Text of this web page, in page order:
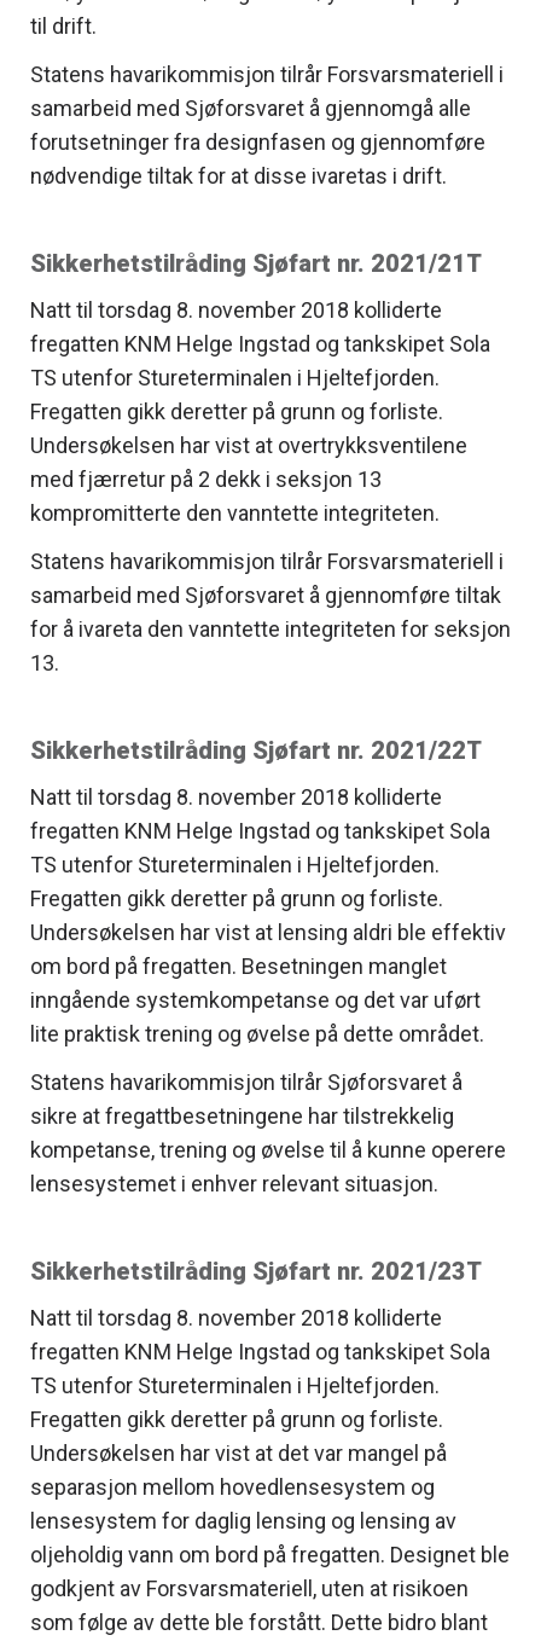
til drift.
Statens havarikommisjon tilrår Forsvarsmateriell i
samarbeid med Sjøforsvaret å gjennomgå alle
forutsetninger fra designfasen og gjennomføre
nødvendige tiltak for at disse ivaretas i drift.
Sikkerhetstilråding Sjøfart nr. 2021/21T
Natt til torsdag 8. november 2018 kolliderte
fregatten KNM Helge Ingstad og tankskipet Sola
TS utenfor Stureterminalen i Hjeltefjorden.
Fregatten gikk deretter på grunn og forliste.
Undersøkelsen har vist at overtrykksventilene
med fjærretur på 2 dekk i seksjon 13
kompromitterte den vanntette integriteten.
Statens havarikommisjon tilrår Forsvarsmateriell i
samarbeid med Sjøforsvaret å gjennomføre tiltak
for å ivareta den vanntette integriteten for seksjon
13.
Sikkerhetstilråding Sjøfart nr. 2021/22T
Natt til torsdag 8. november 2018 kolliderte
fregatten KNM Helge Ingstad og tankskipet Sola
TS utenfor Stureterminalen i Hjeltefjorden.
Fregatten gikk deretter på grunn og forliste.
Undersøkelsen har vist at lensing aldri ble effektiv
om bord på fregatten. Besetningen manglet
inngående systemkompetanse og det var uført
lite praktisk trening og øvelse på dette området.
Statens havarikommisjon tilrår Sjøforsvaret å
sikre at fregattbesetningene har tilstrekkelig
kompetanse, trening og øvelse til å kunne operere
lensesystemet i enhver relevant situasjon.
Sikkerhetstilråding Sjøfart nr. 2021/23T
Natt til torsdag 8. november 2018 kolliderte
fregatten KNM Helge Ingstad og tankskipet Sola
TS utenfor Stureterminalen i Hjeltefjorden.
Fregatten gikk deretter på grunn og forliste.
Undersøkelsen har vist at det var mangel på
separasjon mellom hovedlensesystem og
lensesystem for daglig lensing og lensing av
oljeholdig vann om bord på fregatten. Designet ble
godkjent av Forsvarsmateriell, uten at risikoen
som følge av dette ble forstått. Dette bidro blant